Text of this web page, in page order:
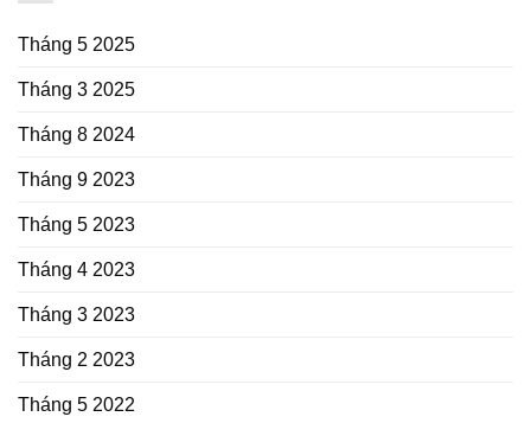
Tháng 5 2025
Tháng 3 2025
Tháng 8 2024
Tháng 9 2023
Tháng 5 2023
Tháng 4 2023
Tháng 3 2023
Tháng 2 2023
Tháng 5 2022